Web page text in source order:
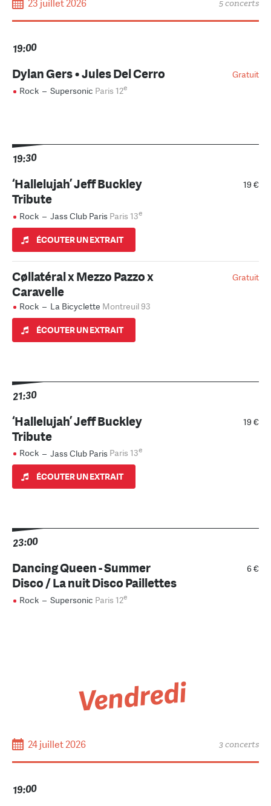
23 juillet 2026 5 concerts
19:00
Gratuit
Dylan Gers • Jules Del Cerro
Rock – Supersonic Paris 12e
19:30
19 €
‘Hallelujah’ Jeff Buckley
Tribute
Rock – Jass Club Paris Paris 13e
ÉCOUTER UN EXTRAIT
Gratuit
Cøllatéral x Mezzo Pazzo x
Caravelle
Rock – La Bicyclette Montreuil 93
ÉCOUTER UN EXTRAIT
21:30
19 €
‘Hallelujah’ Jeff Buckley
Tribute
Rock – Jass Club Paris Paris 13e
ÉCOUTER UN EXTRAIT
23:00
6 €
Dancing Queen - Summer
Disco / La nuit Disco Paillettes
Rock – Supersonic Paris 12e
Vendredi
24 juillet 2026 3 concerts
19:00